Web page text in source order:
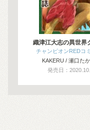
織津江大志の異世界
チャンピオンREDコ
KAKERU / 瀬口た
発売日：